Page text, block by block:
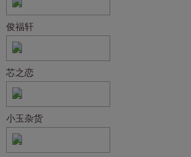
俊福轩
芯之恋
小玉杂货